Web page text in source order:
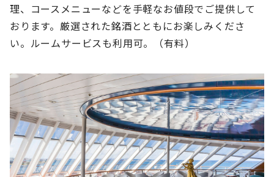
理、コースメニューなどを手軽なお値段でご提供して
おります。厳選された銘酒とともにお楽しみくださ
い。ルームサービスも利用可。（有料）